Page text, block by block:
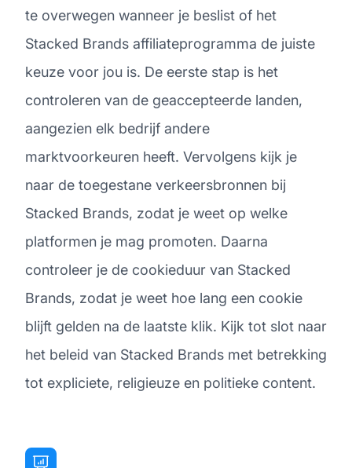
te overwegen wanneer je beslist of het
Stacked Brands affiliateprogramma de juiste
keuze voor jou is. De eerste stap is het
controleren van de geaccepteerde landen,
aangezien elk bedrijf andere
marktvoorkeuren heeft. Vervolgens kijk je
naar de toegestane verkeersbronnen bij
Stacked Brands, zodat je weet op welke
platformen je mag promoten. Daarna
controleer je de cookieduur van Stacked
Brands, zodat je weet hoe lang een cookie
blijft gelden na de laatste klik. Kijk tot slot naar
het beleid van Stacked Brands met betrekking
tot expliciete, religieuze en politieke content.